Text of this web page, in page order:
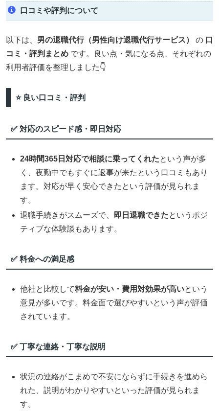
口コミや評判について
以下は、 男の退職代行（男性向け退職代行サービス） の 口
コミ・評判まとめ です。良い点・気になる点、それぞれの
利用者評価を整理しました👇
⭐️ 良い口コミ・評判
✅ 対応のスピード感・即日対応
24時間365日対応で相談に乗ってくれたという声が多
く、夜勤中でもすぐに返事が来たという口コミもあり
ます。対応が早く安心できたという評価が見られま
す。
退職手続きがスムーズで、
即日退職できたというポジ
ティブな体験談もあります。
✅ 料金への満足感
他社と比較して料金が安い・費用対効果が高いという
意見が多いです。料金面で選びやすいという声が評価
されています。
✅ 丁寧な連絡・丁寧な説明
状況の連絡がこまめで不安にならずに手続きを進めら
れた、説明がわかりやすいといった評価が見られま
す。